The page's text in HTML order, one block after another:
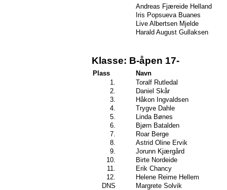
Andreas Fjæreide Helland
Iris Popsueva Buanes
Live Albertsen Mjelde
Harald August Gullaksen
Klasse: B-åpen 17-
Plass
Navn
1.
Toralf Rutledal
2.
Daniel Skår
3.
Håkon Ingvaldsen
4.
Trygve Dahle
5.
Linda Bønes
6.
Bjørn Batalden
7.
Roar Berge
8.
Astrid Oline Ervik
9.
Jorunn Kjærgård
10.
Birte Nordeide
11.
Erik Chancy
12.
Helene Reime Hellem
DNS
Margrete Solvik